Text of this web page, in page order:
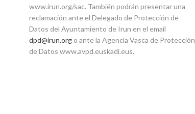
www.irun.org/sac. También podrán presentar una
reclamación ante el Delegado de Protección de
Datos del Ayuntamiento de Irun en el email
dpd@irun.org o ante la Agencia Vasca de Protección
de Datos www.avpd.euskadi.eus.